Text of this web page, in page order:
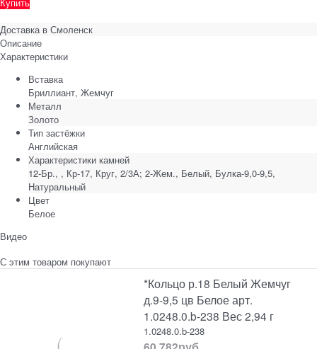
Доставка в Смоленск
Описание
Характеристики
Вставка
Бриллиант, Жемчуг
Металл
Золото
Тип застёжки
Английская
Характеристики камней
12-Бр., , Кр-17, Круг, 2/3А; 2-Жем., Белый, Булка-9,0-9,5,
Натуральный
Цвет
Белое
Видео
С этим товаром покупают
*Кольцо р.18 Белый Жемчуг
д.9-9,5 цв Белое арт.
1.0248.0.b-238 Вес 2,94 г
1.0248.0.b-238